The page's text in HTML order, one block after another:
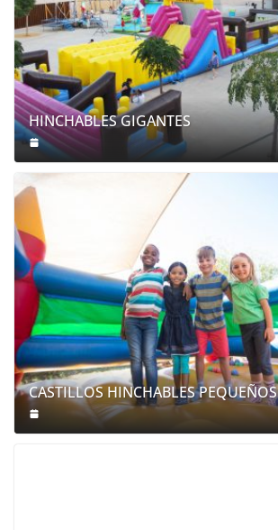
HINCHABLES GIGANTES
CASTILLOS HINCHABLES PEQUEÑOS